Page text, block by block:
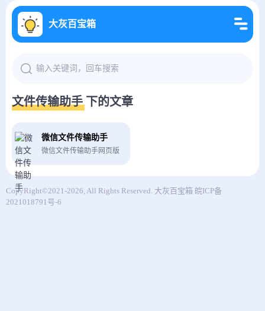
大灰百宝箱
文件传输助手 下的文章
微信文件传输助手
微信文件传输助手网页版
CopyRight©2021-2026, All Rights Reserved. 大灰百宝箱 皖ICP备
2021018791号-6